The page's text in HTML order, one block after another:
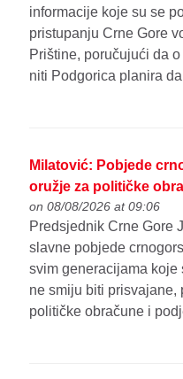
informacije koje su se
pristupanju Crne Gore
Prištine, poručujući da
niti Podgorica planira
Milatović: Pobjede
oružje za političke
on 08/08/2026 at 09:06
Predsjednik Crne Gore
slavne pobjede
svim generacijama koje
ne smiju biti prisvajane,
političke obračune i